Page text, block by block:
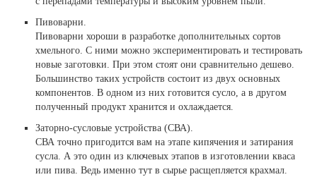
Пивоварни.
Пивоварни хороши в разработке дополнительных сортов
хмельного. С ними можно экспериментировать и тестировать
новые заготовки. При этом стоят они сравнительно дешево.
Большинство таких устройств состоит из двух основных
компонентов. В одном из них готовится сусло, а в другом
полученный продукт хранится и охлаждается.
Заторно-сусловые устройства (СВА).
СВА точно пригодится вам на этапе кипячения и затирания
сусла. А это один из ключевых этапов в изготовлении кваса
или пива. Ведь именно тут в сырье расщепляется крахмал.